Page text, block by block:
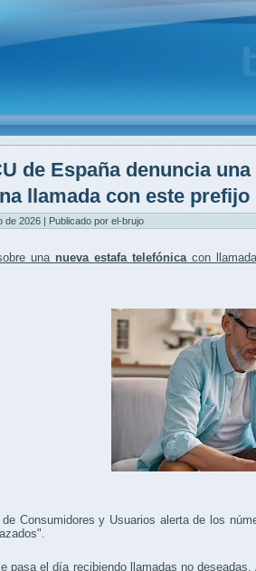
de España denuncia
llamada con este prefijo
de 2026 | Publicado por el-brujo
una nueva estafa telefónica con
de Consumidores y Usuarios alerta de los
pasa el día recibiendo llamadas no